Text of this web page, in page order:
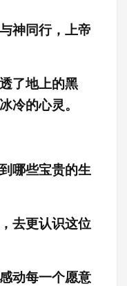
神同行，上帝
了地上的黑
冷的心灵。
哪些宝贵的生
去更认识这位
动每一个愿意